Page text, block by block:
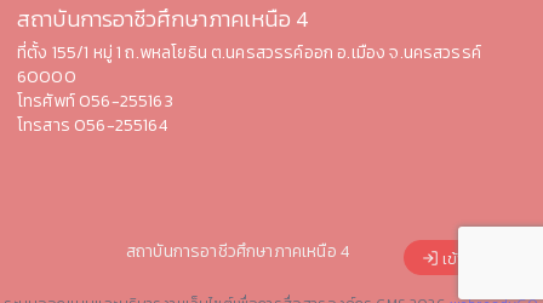
สถาบันการอาชีวศึกษาภาคเหนือ 4
ที่ตั้ง 155/1 หมู่ 1 ถ.พหลโยธิน ต.นครสวรรค์ออก อ.เมือง จ.นครสวรรค์
60000
โทรศัพท์ 056-255163
โทรสาร 056-255164
สถาบันการอาชีวศึกษาภาคเหนือ 4 เข้าสู่ระบบ